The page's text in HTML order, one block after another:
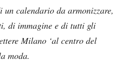
un calendario da armonizzare,
di immagine e di tutti gli
Milano ‘al centro del
moda.